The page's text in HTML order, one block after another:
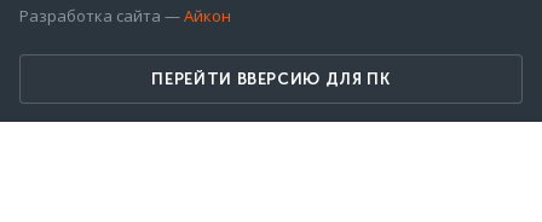
Разработка сайта —Айкон
ПЕРЕЙТИ ВВЕРСИЮ ДЛЯ ПК